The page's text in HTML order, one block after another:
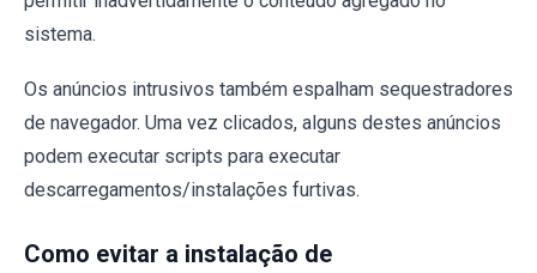
sistema.
Os anúncios intrusivos também espalham sequestradores
de navegador. Uma vez clicados, alguns destes anúncios
podem executar scripts para executar
descarregamentos/instalações furtivas.
Como evitar a instalação de